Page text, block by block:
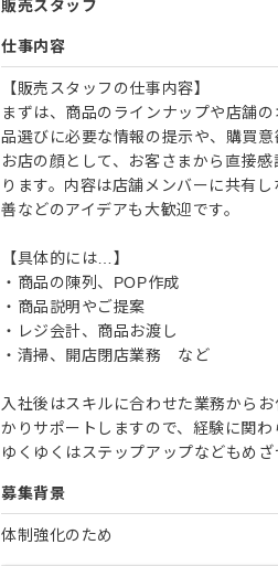
販売スタッフ
仕事内容
【販売スタッフの仕事内容】
まずは、商品のラインナップや店舗
品選びに必要な情報の提示や、購買
お店の顔として、お客さまから直接
ります。内容は店舗メンバーに共有
善などのアイデアも大歓迎です。
【具体的には…】
・商品の陳列、POP作成
・商品説明やご提案
・レジ会計、商品お渡し
・清掃、開店閉店業務 など
入社後はスキルに合わせた業務から
かりサポートしますので、経験に関わ
ゆくゆくはステップアップなどもめざ
募集背景
体制強化のため